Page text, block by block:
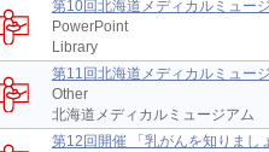
第10回北海道メディカルミュー
PowerPoint
Library
第11回北海道メディカルミュー
Other
北海道メディカルミュージアム
第12回開催 「乳がんを知りまし